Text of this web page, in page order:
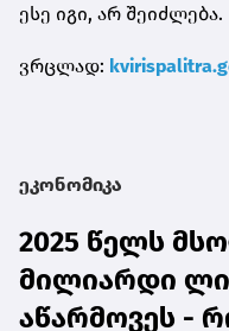
ესე იგი, არ შეიძლება.
ვრცლად:
ეკონომიკა
2025 წელს
მილიარდი
აწარმოვეს -